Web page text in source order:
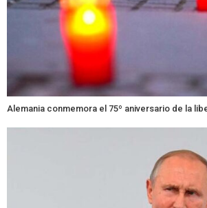
Alemania conmemora el 75º aniversario de la